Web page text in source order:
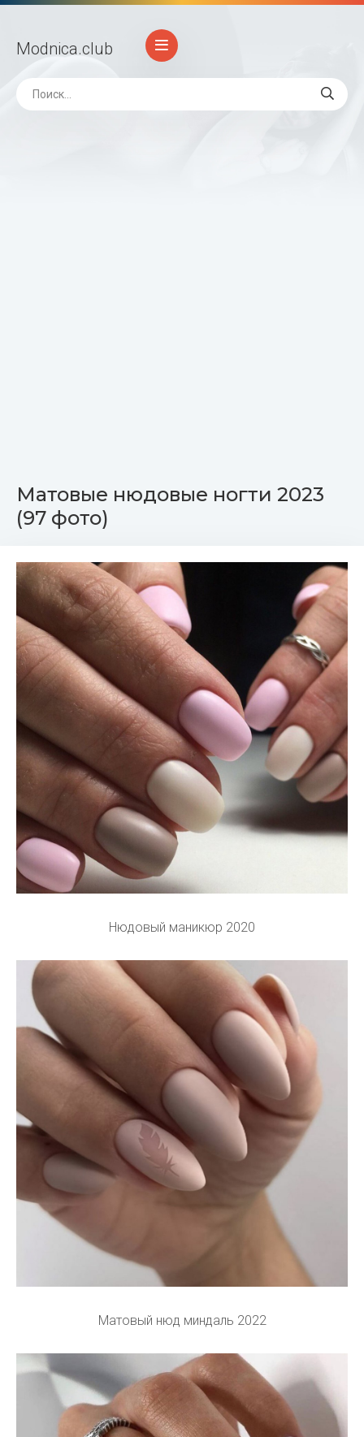
Modnica.club
Матовые нюдовые ногти 2023
(97 фото)
Нюдовый маникюр 2020
Матовый нюд миндаль 2022